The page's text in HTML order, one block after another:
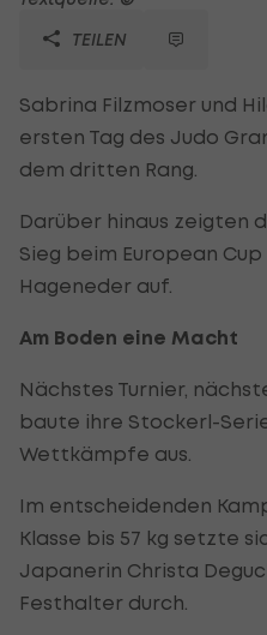
TEILEN
Sabrina Filzmoser und
ersten Tag des Judo
dem dritten Rang.
Darüber hinaus zeigten
Sieg beim European Cup
Hageneder auf.
Am Boden eine Macht
Nächstes Turnier,
baute ihre Stockerl-
Wettkämpfe aus.
Im entscheidenden
Klasse bis 57 kg setzte
Japanerin Christa
Festhalter durch.